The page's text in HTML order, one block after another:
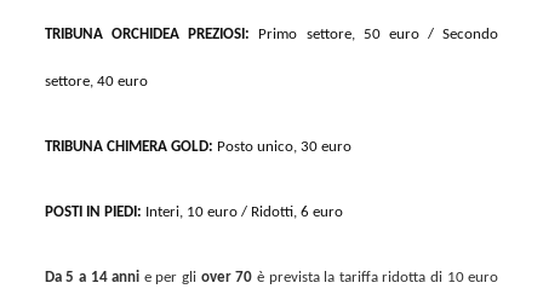
TRIBUNA ORCHIDEA PREZIOSI: Primo settore, 50 euro / Secondo
settore, 40 euro
TRIBUNA CHIMERA GOLD: Posto unico, 30 euro
POSTI IN PIEDI: Interi, 10 euro / Ridotti, 6 euro
Da 5 a 14 anni e per gli over 70 è prevista la tariffa ridotta di 10 euro